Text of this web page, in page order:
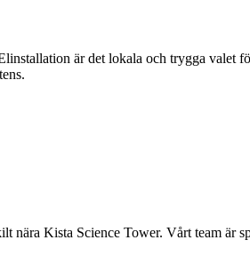
är det lokala och trygga valet
Kista Science Tower. Vårt team är